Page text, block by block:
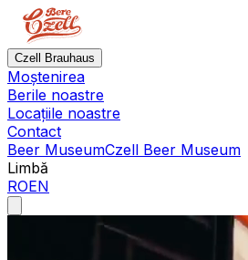
Czell Brauhaus
Moștenirea
Berile noastre
Locațiile noastre
Contact
Beer MuseumCzell Beer Museum
Limbă
ROEN